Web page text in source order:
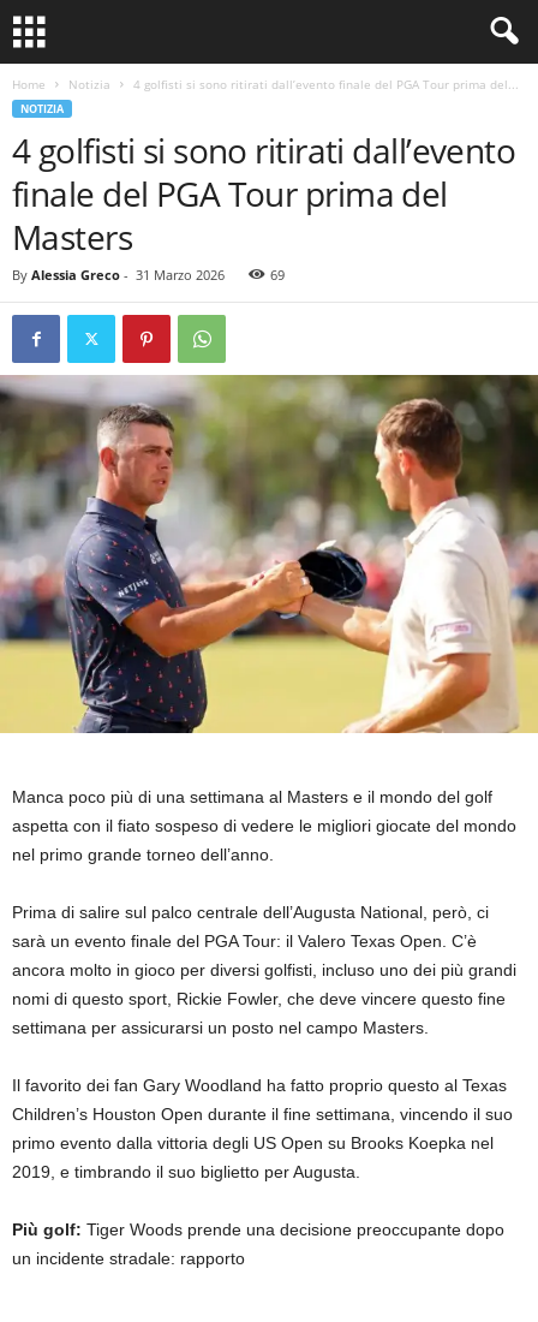
Home Notizia 4 golfisti si sono ritirati dall’evento finale del PGA Tour prima del...
NOTIZIA
4 golfisti si sono ritirati dall’evento
finale del PGA Tour prima del
Masters
By Alessia Greco - 31 Marzo 2026 69
Manca poco più di una settimana al Masters e il mondo del golf
aspetta con il fiato sospeso di vedere le migliori giocate del mondo
nel primo grande torneo dell’anno.
Prima di salire sul palco centrale dell’Augusta National, però, ci
sarà un evento finale del PGA Tour: il Valero Texas Open. C’è
ancora molto in gioco per diversi golfisti, incluso uno dei più grandi
nomi di questo sport, Rickie Fowler, che deve vincere questo fine
settimana per assicurarsi un posto nel campo Masters.
Il favorito dei fan Gary Woodland ha fatto proprio questo al Texas
Children’s Houston Open durante il fine settimana, vincendo il suo
primo evento dalla vittoria degli US Open su Brooks Koepka nel
2019, e timbrando il suo biglietto per Augusta.
Più golf: Tiger Woods prende una decisione preoccupante dopo
un incidente stradale: rapporto